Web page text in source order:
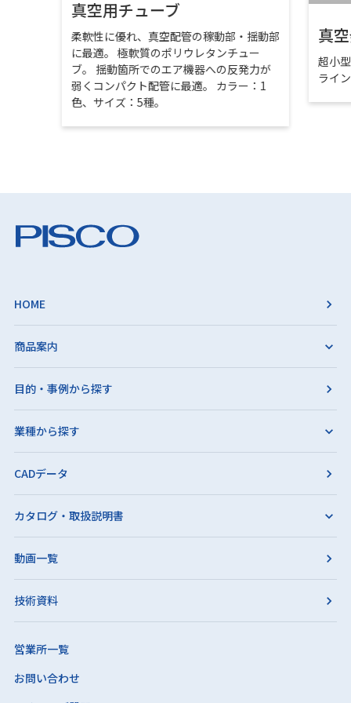
真空用チューブ
柔軟性に優れ、真空配管の稼動部・揺動部
に最適。 極軟質のポリウレタンチュー
ブ。 揺動箇所でのエア機器への反発力が
弱くコンパクト配管に最適。 カラー：1
色、サイズ：5種。
真
超小
ライ
HOME
商品案内
目的・事例から探す
業種から探す
CADデータ
カタログ・取扱説明書
動画一覧
技術資料
営業所一覧
お問い合わせ